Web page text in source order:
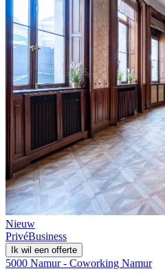
Nieuw
PrivéBusiness
Ik wil een offerte
5000 Namur - Coworking Namur